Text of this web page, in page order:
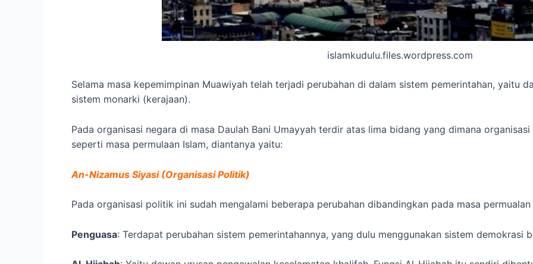
islamkudulu.files.wordpress.com
Selama masa kepemimpinan Muawiyah telah terjadi perubahan di dalam sistem pemerintahan, yaitu
sistem monarki (kerajaan).
Pada organisasi negara di masa Daulah Bani Umayyah terdir atas lima bidang yang dimana
seperti masa permulaan Islam, diantanya yaitu:
An-Nizamus Siyasi (Organisasi Politik)
Pada organisasi politik ini sudah mengalami beberapa perubahan dibandingkan pada masa
Penguasa: Terdapat perubahan sistem pemerintahannya, yang dulu menggunakan sistem demokrasi